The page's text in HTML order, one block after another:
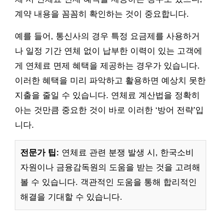
계약 내용을 꼼꼼히 확인하는 것이 중요합니다.
예를 들어, 통신사의 경우 특정 요금제를 사용하거
나 일정 기간 연체 없이 납부한 이력이 있는 고객에
게 연체료 면제 혜택을 제공하는 경우가 있습니다.
이러한 혜택을 미리 파악하고 활용하면 예상치 못한
지출을 줄일 수 있습니다. 연체료 계산법을 정확히
아는 것만큼 중요한 것이 바로 이러한 ‘방어 전략’입
니다.
전문가 팁: 연체료 관련 분쟁 발생 시, 한국소비
자원이나 금융감독원의 도움을 받는 것을 고려해
볼 수 있습니다. 객관적인 도움을 통해 합리적인
해결을 기대할 수 있습니다.